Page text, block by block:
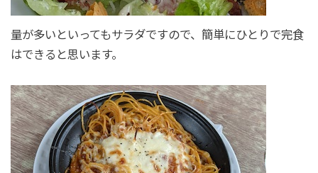
量が多いといってもサラダですので、簡単にひとりで完食
はできると思います。